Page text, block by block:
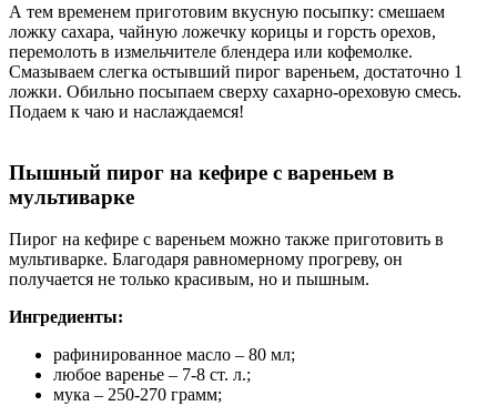
А тем временем приготовим вкусную посыпку: смешаем
ложку сахара, чайную ложечку корицы и горсть орехов,
перемолоть в измельчителе блендера или кофемолке.
Смазываем слегка остывший пирог вареньем, достаточно 1
ложки. Обильно посыпаем сверху сахарно-ореховую смесь.
Подаем к чаю и наслаждаемся!
Пышный пирог на кефире с вареньем в
мультиварке
Пирог на кефире с вареньем можно также приготовить в
мультиварке. Благодаря равномерному прогреву, он
получается не только красивым, но и пышным.
Ингредиенты:
рафинированное масло – 80 мл;
любое варенье – 7-8 ст. л.;
мука – 250-270 грамм;